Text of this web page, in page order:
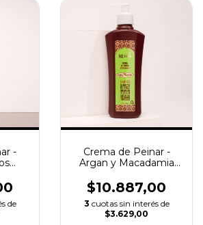
-
de
Crema de Peinar -
Argan y Macadamia
$10.887,00
3 cuotas sin interés de
$3.629,00